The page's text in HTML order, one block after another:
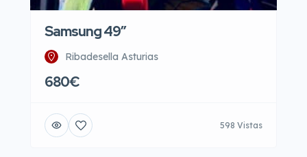
Samsung 49″
Ribadesella Asturias
680€
598 Vistas